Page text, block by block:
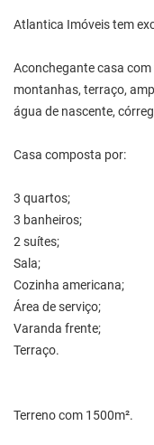
Atlantica Imóveis tem
Aconchegante casa
montanhas, terraço,
água de nascente,
Casa composta por:
3 quartos;
3 banheiros;
2 suítes;
Sala;
Cozinha americana;
Área de serviço;
Varanda frente;
Terraço.
Terreno com 1500m².